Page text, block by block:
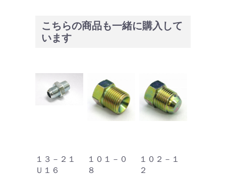
こちらの商品も一緒に購入して
います
１３－２１
Ｕ１６
１０１－０
８
１０２－１
２